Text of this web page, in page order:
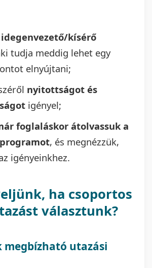
idegenvezető/kísérő
tudja meddig lehet egy
elnyújtani;
nyitottságot és
igényel;
foglaláskor átolvassuk a
, és megnézzük,
igényeinkhez.
ha csoportos
választunk?
megbízható utazási